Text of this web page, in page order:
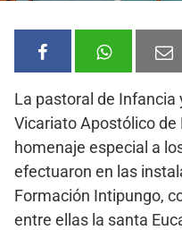
La pastoral de
Vicariato Apostólico de
homenaje especial a
efectuaron en las
Formación Intipungo,
entre ellas la santa